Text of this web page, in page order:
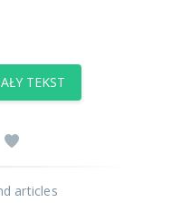
TEKST
articles